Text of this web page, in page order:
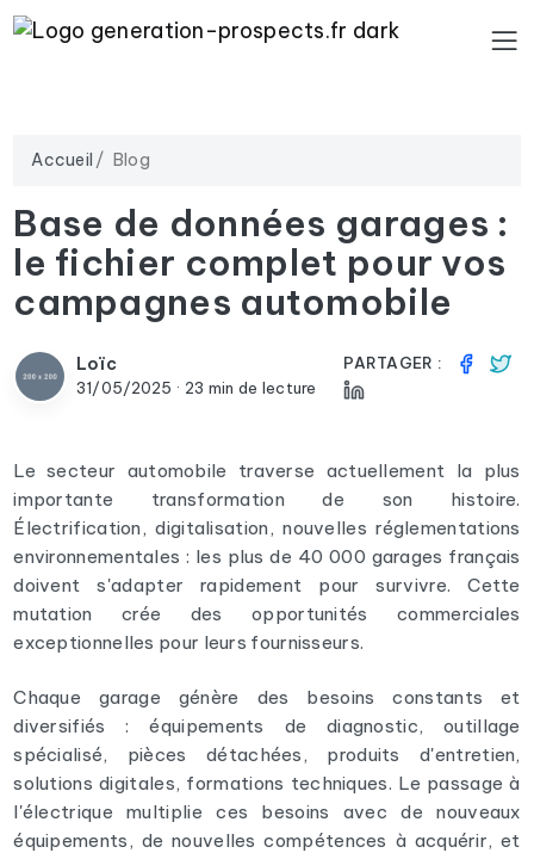
Accueil Blog
Base de données garages :
le fichier complet pour vos
campagnes automobile
Loïc
31/05/2025 · 23 min de lecture
PARTAGER :
Le secteur automobile traverse actuellement la plus
importante transformation de son histoire.
Électrification, digitalisation, nouvelles réglementations
environnementales : les plus de 40 000 garages français
doivent s'adapter rapidement pour survivre. Cette
mutation crée des opportunités commerciales
exceptionnelles pour leurs fournisseurs.
Chaque garage génère des besoins constants et
diversifiés : équipements de diagnostic, outillage
spécialisé, pièces détachées, produits d'entretien,
solutions digitales, formations techniques. Le passage à
l'électrique multiplie ces besoins avec de nouveaux
équipements, de nouvelles compétences à acquérir, et